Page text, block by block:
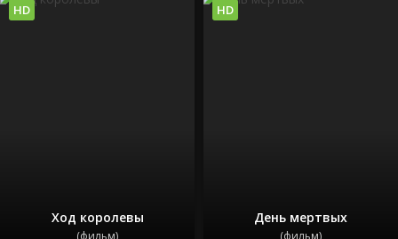
Ход королевы
(фильм)
HD
День мертвых
(фильм)
HD